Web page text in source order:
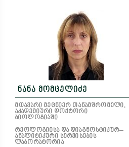
ნანა მომცელიძე
მთავარი მეცნიერ თანამშრომელი,
აკადემიური დოქტორი
ბიოლოგიაში
რეოლოგიისა და დიაგნოსტიკურ–
ანალიტიკური სერვისების
ლაბორატორია